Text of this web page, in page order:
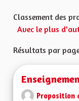
Classement des
Avec le plus
Résultats par
Proposition